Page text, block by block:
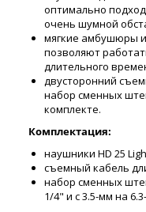
оптимально
очень шумной
мягкие амбушюры
позволяют
длительного
двусторонний
набор сменных
комплекте.
Комплектация:
наушники HD 25
съемный кабель
набор сменных
1/4" и с 3.5-мм на